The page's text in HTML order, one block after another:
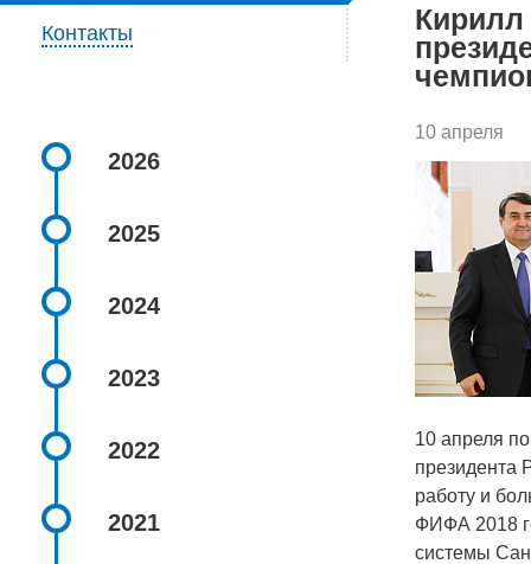
Контакты
2026
2025
2024
2023
2022
2021
Кирилл
10 апреля
10 апреля
президента
работу и
ФИФА 2018
системы